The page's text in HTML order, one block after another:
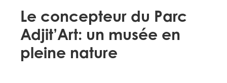
Le concepteur du Parc
Adjit’Art: un musée en
pleine nature